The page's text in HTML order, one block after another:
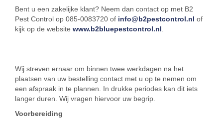
Bent u een zakelijke klant? Neem dan contact op met B2
Pest Control op 085-0083720 of info@b2pestcontrol.nl of
kijk op de website www.b2bluepestcontrol.nl.
Wij streven ernaar om binnen twee werkdagen na het
plaatsen van uw bestelling contact met u op te nemen om
een afspraak in te plannen. In drukke periodes kan dit iets
langer duren. Wij vragen hiervoor uw begrip.
Voorbereiding